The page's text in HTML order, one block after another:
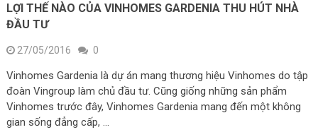
LỢI THẾ NÀO CỦA VINHOMES GARDENIA THU HÚT NHÀ
ĐẦU TƯ
27/05/2016 0
Vinhomes Gardenia là dự án mang thương hiệu Vinhomes do tập
đoàn Vingroup làm chủ đầu tư. Cũng giống những sản phẩm
Vinhomes trước đây, Vinhomes Gardenia mang đến một không
gian sống đẳng cấp, …